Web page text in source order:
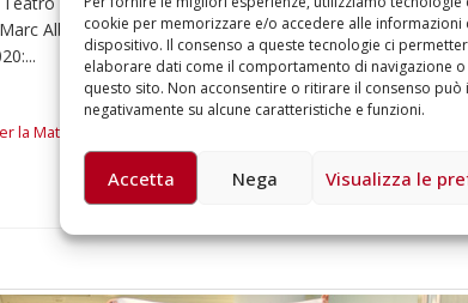
cookie per memorizzare e/o accedere alle informazioni
dispositivo. Il consenso a queste tecnologie ci
elaborare dati come il comportamento di navigazione o
questo sito. Non acconsentire o ritirare il consenso può
negativamente su alcune caratteristiche e funzioni.
Accetta Nega Visualizza le
Albrecht e del violoncellista Kian Soltani sono stati
la Maternità Ada Bolchini Dell’Acqua Onlus